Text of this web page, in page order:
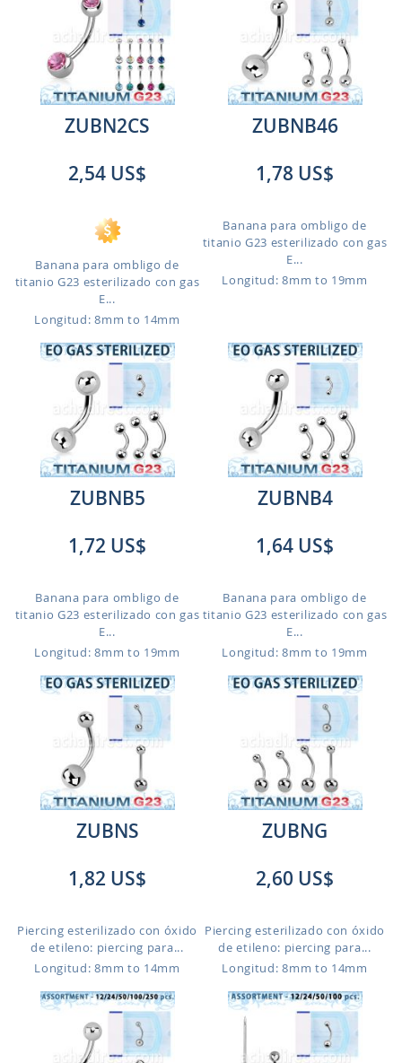
ZUBN2CS
2,54 US$
Banana para ombligo de
titanio G23 esterilizado con gas
E...
Longitud: 8mm to 14mm
ZUBNB46
1,78 US$
Banana para ombligo de
titanio G23 esterilizado con gas
E...
Longitud: 8mm to 19mm
ZUBNB5
1,72 US$
Banana para ombligo de
titanio G23 esterilizado con gas
E...
Longitud: 8mm to 19mm
ZUBNB4
1,64 US$
Banana para ombligo de
titanio G23 esterilizado con gas
E...
Longitud: 8mm to 19mm
ZUBNS
1,82 US$
Piercing esterilizado con óxido
de etileno: piercing para...
Longitud: 8mm to 14mm
ZUBNG
2,60 US$
Piercing esterilizado con óxido
de etileno: piercing para...
Longitud: 8mm to 14mm